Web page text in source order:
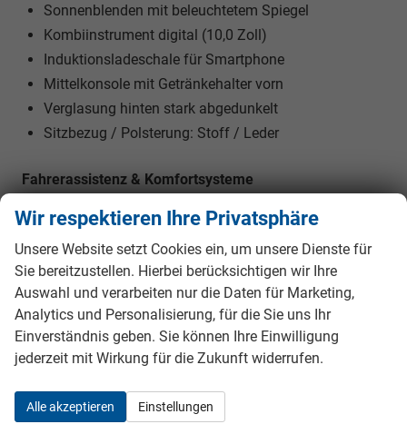
Sonnenblenden mit beleuchtetem Spiegel
Kombiinstrument digital (10,0 Zoll)
Induktionsladeschale für Smartphone
Mittelkonsole mit Getränkehalter vorn
Verglasung hinten stark abgedunkelt
Sitzbezug / Polsterung: Stoff / Leder
Fahrerassistenz & Komfortsysteme
Rückfahrkamera
Parkbremse elektrisch mit Auto-Hold-Funktion
Fernlichtassistent
Licht- und Regensensor
Geschwindigkeits-Regelanlage (Tempomat)
Multimedia-System Easy Link mit Navigationssystem
(Touchscreen 9,3ŽŽ)
Wir respektieren Ihre Privatsphäre
Unsere Website setzt Cookies ein, um unsere Dienste für
Sie bereitzustellen. Hierbei berücksichtigen wir Ihre
Auswahl und verarbeiten nur die Daten für Marketing,
Analytics und Personalisierung, für die Sie uns Ihr
Einverständnis geben. Sie können Ihre Einwilligung
jederzeit mit Wirkung für die Zukunft widerrufen.
Alle akzeptieren Einstellungen